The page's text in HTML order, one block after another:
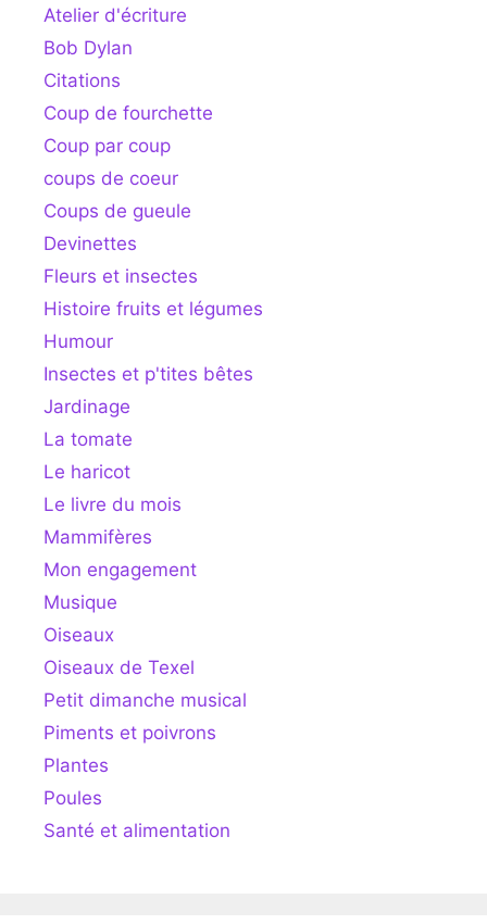
Atelier d'écriture
Bob Dylan
Citations
Coup de fourchette
Coup par coup
coups de coeur
Coups de gueule
Devinettes
Fleurs et insectes
Histoire fruits et légumes
Humour
Insectes et p'tites bêtes
Jardinage
La tomate
Le haricot
Le livre du mois
Mammifères
Mon engagement
Musique
Oiseaux
Oiseaux de Texel
Petit dimanche musical
Piments et poivrons
Plantes
Poules
Santé et alimentation